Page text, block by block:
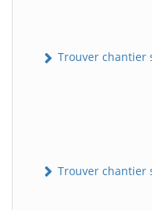
Trouver chantier
Trouver chantier